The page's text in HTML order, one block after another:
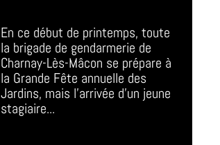
En ce début de printemps, toute
la brigade de gendarmerie de
Charnay-Lès-Mâcon se prépare à
la Grande Fête annuelle des
Jardins, mais l'arrivée d'un jeune
stagiaire...